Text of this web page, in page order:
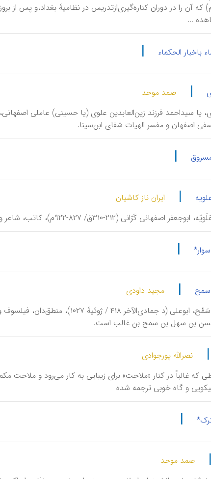
۱۱۱۱م‌) كه آن را در دوران‌ كناره‌گیری‌ازتدریس‌ در نظامیۀ بغداد،و
...
باخبار الحکماء |
|
صمد موحد
اصفهان و مفسر الهیات شفای ابن‌سینا.
|
|
ایران ناز کاشیان
اصفهانی کَرّانی (۲۱۲-۳۱۰ق/ ۸۲۷-۹۲۲م)، کاتب، شاعر و محدث شیعی.
|
|
مجید داودی
حَسَنِ بْنِ سَمْح، ابوعلی (د
بن سهل بن سمح بن غالب است.
|
نصرالله پورجوادی
که غالباً در کنار «ملاحت» برای زیبایی به کار می‌رود و
و گاه خوبی ترجمه شده
|
|
صمد موحد